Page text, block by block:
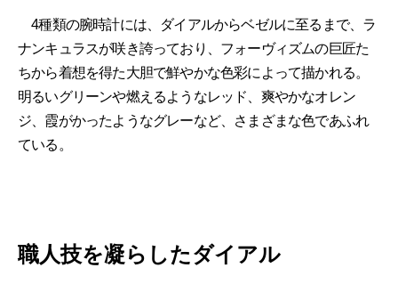
4種類の腕時計には、ダイアルからベゼルに至るまで、ラ
ナンキュラスが咲き誇っており、フォーヴィズムの巨匠た
ちから着想を得た大胆で鮮やかな色彩によって描かれる。
明るいグリーンや燃えるようなレッド、爽やかなオレン
ジ、霞がかったようなグレーなど、さまざまな色であふれ
ている。
職人技を凝らしたダイアル